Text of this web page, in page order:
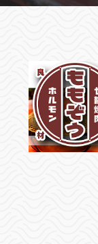
『公式LINE』
▶︎https://
⌚営業時間
▶︎月/火/木
▶︎金/土
▶︎日/祝
🗓定休日⇒水